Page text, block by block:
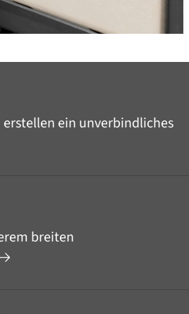
ein unverbindliches
breiten